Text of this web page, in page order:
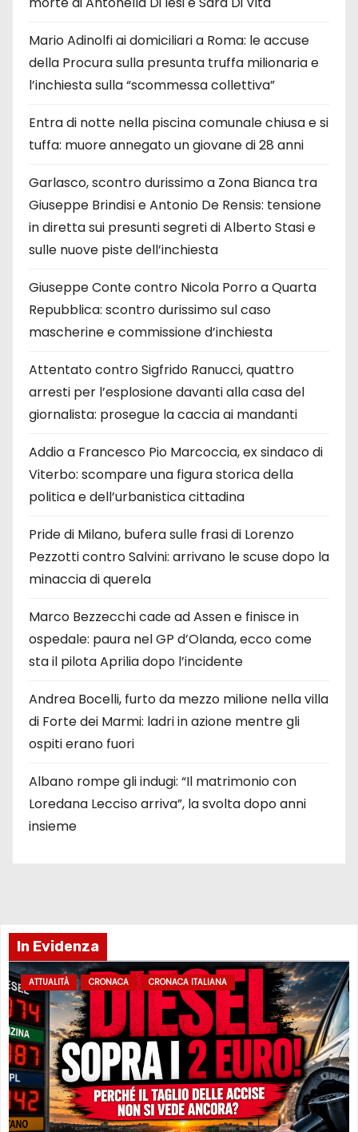
Mario Adinolfi ai domiciliari a Roma: le accuse
della Procura sulla presunta truffa milionaria e
l’inchiesta sulla “scommessa collettiva”
Entra di notte nella piscina comunale chiusa e si
tuffa: muore annegato un giovane di 28 anni
Garlasco, scontro durissimo a Zona Bianca tra
Giuseppe Brindisi e Antonio De Rensis: tensione
in diretta sui presunti segreti di Alberto Stasi e
sulle nuove piste dell’inchiesta
Giuseppe Conte contro Nicola Porro a Quarta
Repubblica: scontro durissimo sul caso
mascherine e commissione d’inchiesta
Attentato contro Sigfrido Ranucci, quattro
arresti per l’esplosione davanti alla casa del
giornalista: prosegue la caccia ai mandanti
Addio a Francesco Pio Marcoccia, ex sindaco di
Viterbo: scompare una figura storica della
politica e dell’urbanistica cittadina
Pride di Milano, bufera sulle frasi di Lorenzo
Pezzotti contro Salvini: arrivano le scuse dopo la
minaccia di querela
Marco Bezzecchi cade ad Assen e finisce in
ospedale: paura nel GP d’Olanda, ecco come
sta il pilota Aprilia dopo l’incidente
Andrea Bocelli, furto da mezzo milione nella villa
di Forte dei Marmi: ladri in azione mentre gli
ospiti erano fuori
Albano rompe gli indugi: “Il matrimonio con
Loredana Lecciso arriva”, la svolta dopo anni
insieme
In Evidenza
ATTUALITÀ CRONACA CRONACA ITALIANA